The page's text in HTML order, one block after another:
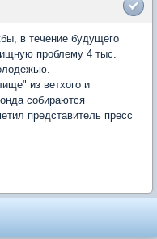
в течение будущего
проблему 4 тыс.
из ветхого и
собираются
представитель пресс